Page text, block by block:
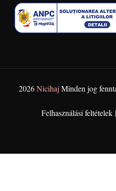
2026Nicihaj Minden jog
Felhasználási feltételek